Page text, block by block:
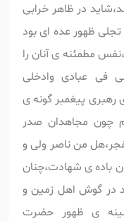
در ظاهر خرابی
تجلی ظهور عده ای بود
مطمئنه ی آنان را
فی عبادی وادخلی
رهبری پیغمبر گونه ی
چون مجاهدان صدر
من ناصر ولی و
باده ی شهادت،چنان
در گوش اهل زمین و
ی ظهور حضرت